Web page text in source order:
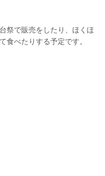
祭で販売をしたり、ほくほ
食べたりする予定です。